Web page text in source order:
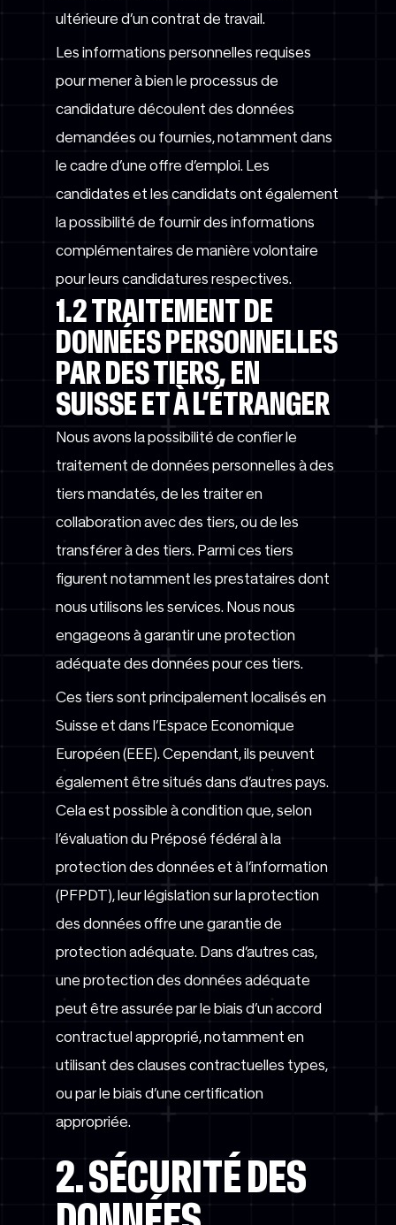
ultérieure d’un contrat de travail.
Les informations personnelles requises
pour mener à bien le processus de
candidature découlent des données
demandées ou fournies, notamment dans
le cadre d’une offre d’emploi. Les
candidates et les candidats ont également
la possibilité de fournir des informations
complémentaires de manière volontaire
pour leurs candidatures respectives.
1.2 TRAITEMENT DE
DONNÉES PERSONNELLES
PAR DES TIERS, EN
SUISSE ET À L’ÉTRANGER
Nous avons la possibilité de confier le
traitement de données personnelles à des
tiers mandatés, de les traiter en
collaboration avec des tiers, ou de les
transférer à des tiers. Parmi ces tiers
figurent notamment les prestataires dont
nous utilisons les services. Nous nous
engageons à garantir une protection
adéquate des données pour ces tiers.
Ces tiers sont principalement localisés en
Suisse et dans l’Espace Economique
Européen (EEE). Cependant, ils peuvent
également être situés dans d’autres pays.
Cela est possible à condition que, selon
l’évaluation du Préposé fédéral à la
protection des données et à l’information
(PFPDT), leur législation sur la protection
des données offre une garantie de
protection adéquate. Dans d’autres cas,
une protection des données adéquate
peut être assurée par le biais d’un accord
contractuel approprié, notamment en
utilisant des clauses contractuelles types,
ou par le biais d’une certification
appropriée.
2. SÉCURITÉ DES